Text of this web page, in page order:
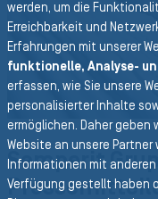
Semperit
werden, um die
Erreichbarkeit und
Erfahrungen mit unserer
funktionelle, Analyse-
erfassen, wie Sie unsere
personalisierter Inhalte
ermöglichen. Daher
Website an unsere
Informationen mit
Verfügung gestellt haben